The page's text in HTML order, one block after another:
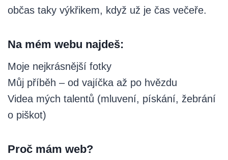
občas taky výkřikem, když už je čas večeře.
Na mém webu najdeš:
Moje nejkrásnější fotky
Můj příběh – od vajíčka až po hvězdu
Videa mých talentů (mluvení, pískání, žebrání
o piškot)
Proč mám web?